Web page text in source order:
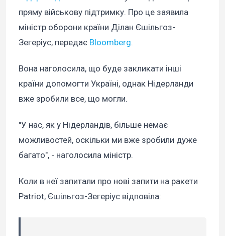
пряму військову підтримку. Про це заявила
міністр оборони країни Ділан Єшільгоз-
Зегеріус, передає Bloomberg.
Вона наголосила, що буде закликати інші
країни допомогти Україні, однак Нідерланди
вже зробили все, що могли.
"У нас, як у Нідерландів, більше немає
можливостей, оскільки ми вже зробили дуже
багато", - наголосила міністр.
Коли в неї запитали про нові запити на ракети
Patriot, Єшільгоз-Зегеріус відповіла: